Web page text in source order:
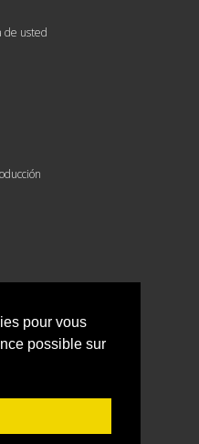
pour vous
possible sur
de usted